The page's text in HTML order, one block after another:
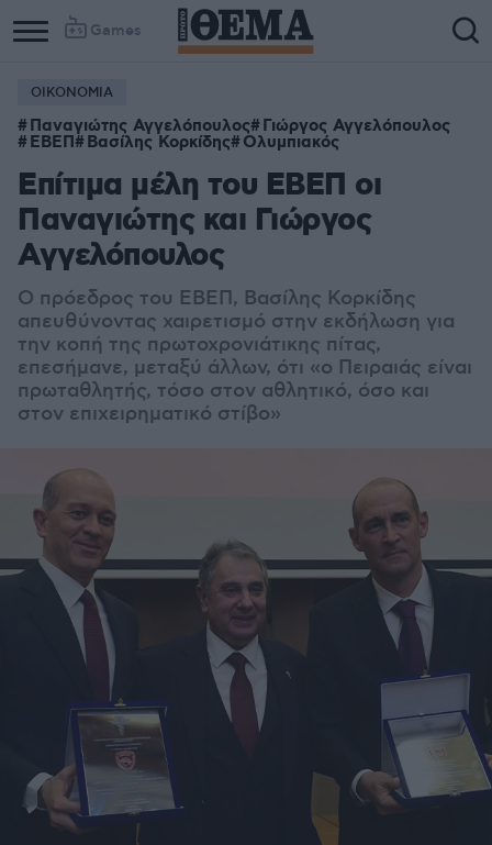
Games
ΟΙΚΟΝΟΜΙΑ
Παναγιώτης Αγγελόπουλος Γιώργος Αγγελόπουλος
ΕΒΕΠ Βασίλης Κορκίδης Ολυμπιακός
Επίτιμα μέλη του ΕΒΕΠ οι
Παναγιώτης και Γιώργος
Αγγελόπουλος
Ο πρόεδρος του ΕΒΕΠ, Βασίλης Κορκίδης
απευθύνοντας χαιρετισμό στην εκδήλωση για
την κοπή της πρωτοχρονιάτικης πίτας,
επεσήμανε, μεταξύ άλλων, ότι «ο Πειραιάς είναι
πρωταθλητής, τόσο στον αθλητικό, όσο και
στον επιχειρηματικό στίβο»